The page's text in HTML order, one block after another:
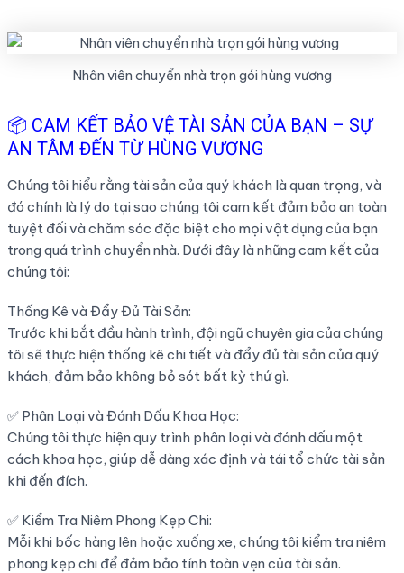
Nhân viên chuyển nhà trọn gói hùng vương
📦 CAM KẾT BẢO VỆ TÀI SẢN CỦA BẠN – SỰ
AN TÂM ĐẾN TỪ HÙNG VƯƠNG
Chúng tôi hiểu rằng tài sản của quý khách là quan trọng, và
đó chính là lý do tại sao chúng tôi cam kết đảm bảo an toàn
tuyệt đối và chăm sóc đặc biệt cho mọi vật dụng của bạn
trong quá trình chuyển nhà. Dưới đây là những cam kết của
chúng tôi:
Thống Kê và Đẩy Đủ Tài Sản:
Trước khi bắt đầu hành trình, đội ngũ chuyên gia của chúng
tôi sẽ thực hiện thống kê chi tiết và đẩy đủ tài sản của quý
khách, đảm bảo không bỏ sót bất kỳ thứ gì.
✅ Phân Loại và Đánh Dấu Khoa Học:
Chúng tôi thực hiện quy trình phân loại và đánh dấu một
cách khoa học, giúp dễ dàng xác định và tái tổ chức tài sản
khi đến đích.
✅ Kiểm Tra Niêm Phong Kẹp Chi:
Mỗi khi bốc hàng lên hoặc xuống xe, chúng tôi kiểm tra niêm
phong kẹp chi để đảm bảo tính toàn vẹn của tài sản.